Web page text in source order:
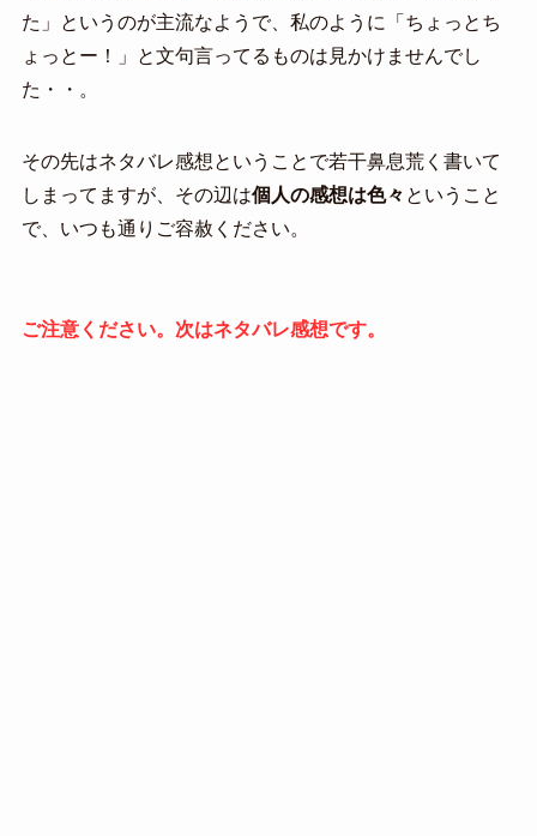
た」というのが主流なようで、私のように「ちょっとち
ょっとー！」と文句言ってるものは見かけませんでし
た・・。
その先はネタバレ感想ということで若干鼻息荒く書いて
しまってますが、その辺は個人の感想は色々 ということ
で、いつも通りご容赦ください。
ご注意ください。次はネタバレ感想です。